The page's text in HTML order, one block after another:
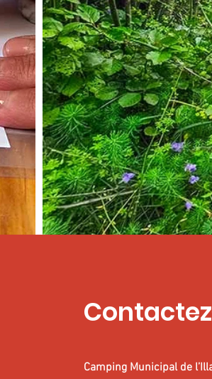
Camping Municipal de